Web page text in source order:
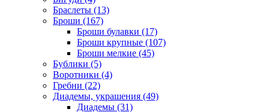
Браслеты (13)
Броши (167)
Броши булавки (17)
Броши крупные (107)
Броши мелкие (45)
Бублики (5)
Воротники (4)
Гребни (22)
Диадемы, украшения (49)
Диадемы (31)